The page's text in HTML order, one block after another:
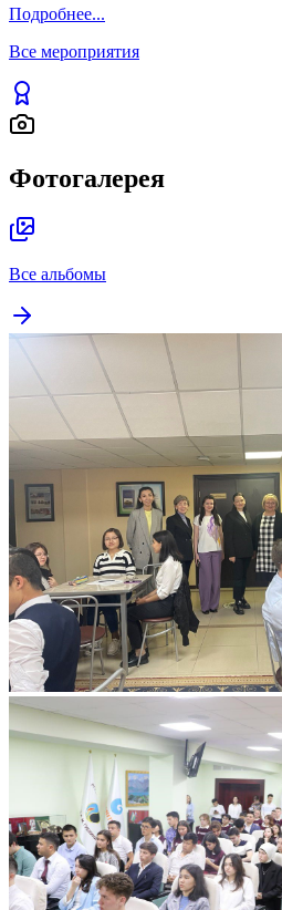
Подробнее...
Все мероприятия
Фотогалерея
Все альбомы